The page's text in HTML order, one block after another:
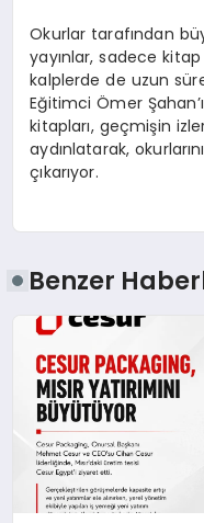
Okurlar tarafından
yayınlar, sadece
kalplerde de uzun
Eğitimci Ömer
kitapları, geçmişin
aydınlatarak,
çıkarıyor.
Benzer